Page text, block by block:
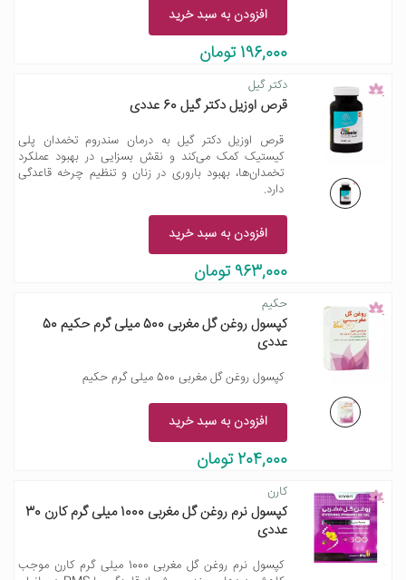
افزودن به سبد خرید
196,000 تومان
دکتر گیل
قرص اوزیل دکتر گیل 60 عددی
قرص اوزیل دکتر گیل به درمان سندروم تخمدان پلی
کیستیک کمک می‌کند و نقش بسزایی در بهبود عملکرد
تخمدان‌ها، بهبود باروری در زنان و تنظیم چرخه قاعدگی
دارد.
افزودن به سبد خرید
963,000 تومان
حکیم
کپسول روغن گل مغربی 500 میلی گرم حکیم 50
عددی
کپسول روغن گل مغربی 500 میلی گرم حکیم
افزودن به سبد خرید
204,000 تومان
کارن
کپسول نرم روغن گل مغربی 1000 میلی گرم کارن 30
عددی
کپسول نرم روغن گل مغربی 1000 میلی گرم کارن موجب